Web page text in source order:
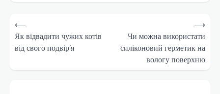
Навігація
записів
⟵
Як відвадити чужих котів
від свого подвір’я
Чи можна використати
силіконовий герметик на
вологу поверхню
⟶